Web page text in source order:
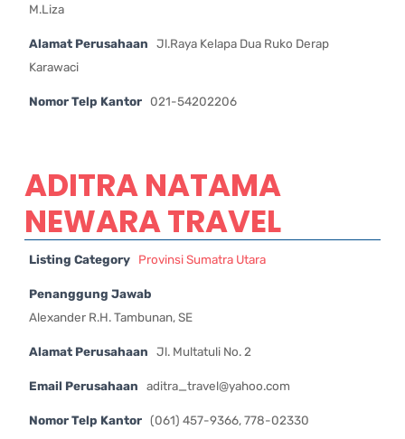
M.Liza
Alamat Perusahaan
Jl.Raya Kelapa Dua Ruko Derap
Karawaci
Nomor Telp Kantor 021-54202206
ADITRA NATAMA
NEWARA TRAVEL
Listing Category Provinsi Sumatra Utara
Penanggung Jawab
Alexander R.H. Tambunan, SE
Alamat Perusahaan Jl. Multatuli No. 2
Email Perusahaan aditra_travel@yahoo.com
Nomor Telp Kantor (061) 457-9366, 778-02330